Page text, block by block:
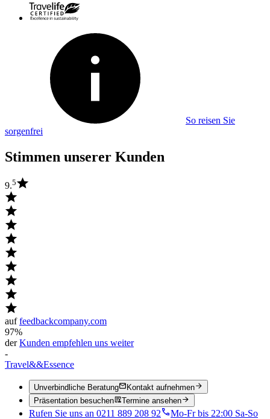
So reisen Sie
sorgenfrei
Stimmen unserer Kunden
9.5
auffeedbackcompany.com
97%
derKunden empfehlen uns weiter
-
Travel&&Essence
Unverbindliche Beratung
Kontakt aufnehmen
Präsentation besuchen
Termine ansehen
Rufen Sie uns an 0211 889 208 92
Mo-Fr bis 22:00 Sa-So